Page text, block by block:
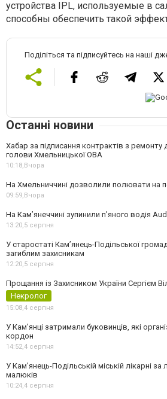
устройства IPL, используемые в
способны обеспечить такой
Поділіться та підписуйтесь на наші
Останні новини
Хабар за підписання контрактів з ремонту
голови Хмельницької ОВА
10:18,Вчора
На Хмельниччині дозволили полювати на
09:59,Вчора
На Камʼянеччині зупинили п'яного водія
13:20,5 серпня
У старостаті Кам’янець-Подільської
загиблим захисникам
12:20,5 серпня
Прощання із Захисником України Сергієм
Некролог
15:08,4 серпня
У Кам’янці затримали буковинців, які
кордон
14:52,4 серпня
У Кам’янець-Подільській міській лікарні
малюків
10:24,4 серпня